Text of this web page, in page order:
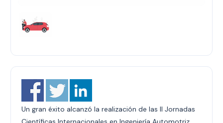
Un gran éxito alcanzó la realización de las II Jornadas